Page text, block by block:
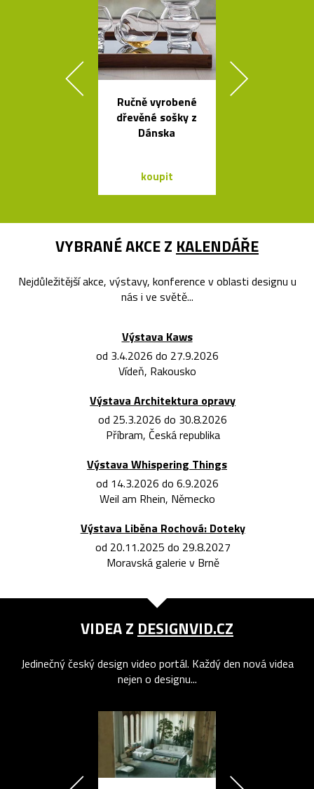
Ručně vyrobené
dřevěné sošky z
Dánska
koupit
VYBRANÉ AKCE Z KALENDÁŘE
Nejdůležitější akce, výstavy, konference v oblasti designu u
nás i ve světě...
Výstava Kaws
od 3.4.2026 do 27.9.2026
Vídeň, Rakousko
Výstava Architektura opravy
od 25.3.2026 do 30.8.2026
Příbram, Česká republika
Výstava Whispering Things
od 14.3.2026 do 6.9.2026
Weil am Rhein, Německo
Výstava Liběna Rochová: Doteky
od 20.11.2025 do 29.8.2027
Moravská galerie v Brně
VIDEA Z DESIGNVID.CZ
Jedinečný český design video portál. Každý den nová videa
nejen o designu...